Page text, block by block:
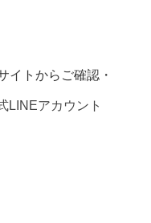
イトからご確認・
LINEアカウント